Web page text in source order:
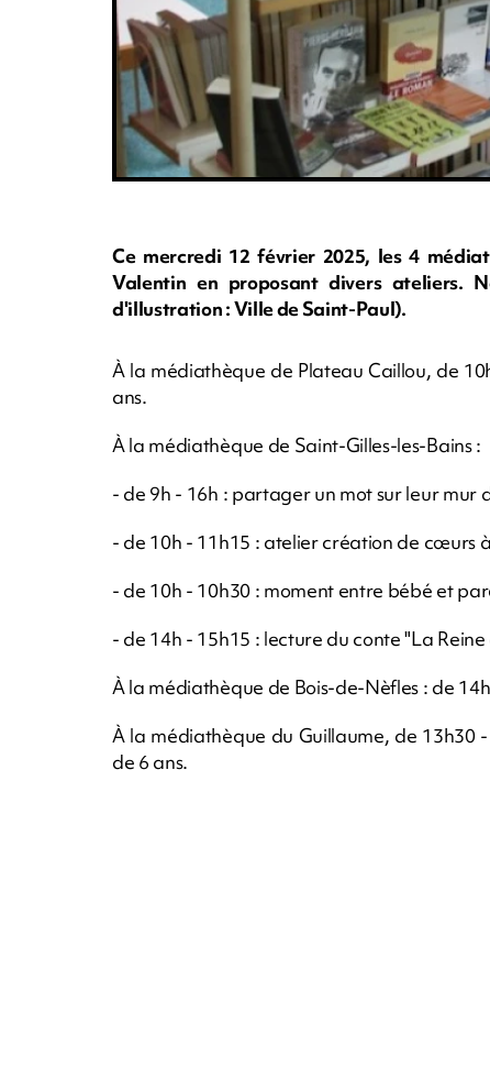
Ce mercredi 12 février 2025, les 4
Valentin en proposant divers ateliers.
d'illustration : Ville de Saint-Paul).
À la médiathèque de Plateau Caillou, de
ans.
À la médiathèque de Saint-Gilles-les-Bains :
- de 9h - 16h : partager un mot sur leur mur
- de 10h - 11h15 : atelier création de cœurs
- de 10h - 10h30 : moment entre bébé et
- de 14h - 15h15 : lecture du conte "La Reine
À la médiathèque de Bois-de-Nèfles : de
À la médiathèque du Guillaume, de 13h30
de 6 ans.